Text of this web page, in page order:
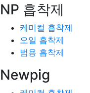
NP 흡착제
케미컬 흡착제
오일 흡착제
범용 흡착제
Newpig